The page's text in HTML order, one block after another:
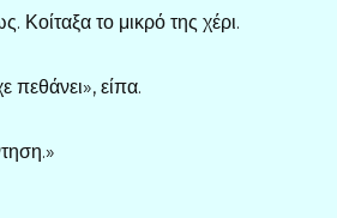
Κοίταξα το μικρό της χέρι.
πεθάνει», είπα.